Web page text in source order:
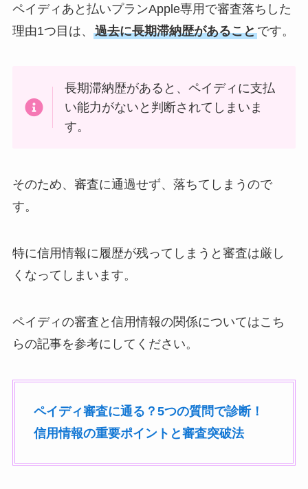
ペイディあと払いプランApple専用で審査落ちした
理由1つ目は、 過去に長期滞納歴があることです。
長期滞納歴があると、ペイディに支払
い能力がないと判断されてしまいま
す。
そのため、審査に通過せず、落ちてしまうので
す。
特に信用情報に履歴が残ってしまうと審査は厳し
くなってしまいます。
ペイディの審査と信用情報の関係についてはこち
らの記事を参考にしてください。
ペイディ審査に通る？5つの質問で診断！
信用情報の重要ポイントと審査突破法